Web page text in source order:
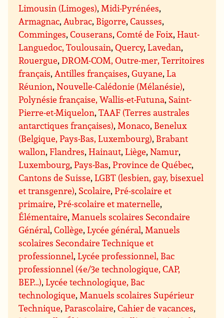
Limousin (Limoges), Midi-Pyrénées,
Armagnac, Aubrac, Bigorre,Causses,
Comminges,Couserans,Comté de Foix,Haut-
Languedoc, Toulousain,Quercy,Lavedan,
Rouergue,DROM-COM, Outre-mer, Territoires
français, Antilles françaises,Guyane,La
Réunion,Nouvelle-Calédonie (Mélanésie),
Polynésie française, Wallis-et-Futuna, Saint-
Pierre-et-Miquelon,TAAF (Terres australes
antarctiques françaises), Monaco, Benelux
(Belgique, Pays-Bas, Luxembourg), Brabant
wallon,Flandres,Hainaut,Liège,Namur,
Luxembourg,Pays-Bas,Province de Québec,
Cantons de Suisse,LGBT (lesbien, gay, bisexuel
et transgenre), Scolaire,Pré-scolaire et
primaire,Pré-scolaire et maternelle,
Élémentaire, Manuels scolaires Secondaire
Général,Collège,Lycée général, Manuels
scolaires Secondaire Technique et
professionnel,Lycée professionnel, Bac
professionnel (4e/3e technologique, CAP,
BEP…),Lycée technologique, Bac
technologique, Manuels scolaires Supérieur
Technique,Parascolaire,Cahier de vacances,